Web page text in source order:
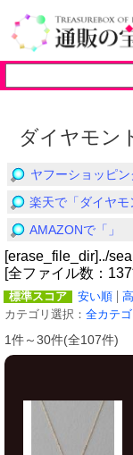
ダイヤモン
ヤフーショッピン
楽天で「ダイヤモ
AMAZONで「」
[erase_file_dir]../
[全ファイル数：
標準スコア 安い順
カテゴリ選択： 全カテゴ
1件～30件(全107件)